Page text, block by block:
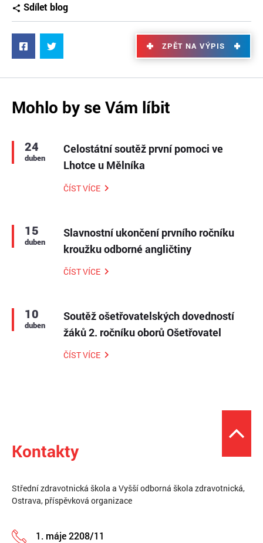
Sdílet blog
ZPĚT NA VÝPIS
Mohlo by se Vám líbit
24
duben
Celostátní soutěž první pomoci ve
Lhotce u Mělníka
ČÍST VÍCE
15
duben
Slavnostní ukončení prvního ročníku
kroužku odborné angličtiny
ČÍST VÍCE
10
duben
Soutěž ošetřovatelských dovedností
žáků 2. ročníku oborů Ošetřovatel
ČÍST VÍCE
Kontakty
Střední zdravotnická škola a Vyšší odborná škola zdravotnická,
Ostrava, příspěvková organizace
1. máje 2208/11